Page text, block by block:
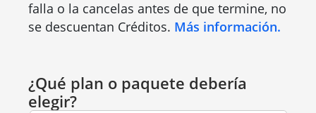
falla o la cancelas antes de que termine, no
se descuentan Créditos. Más información.
¿Qué plan o paquete debería
elegir?